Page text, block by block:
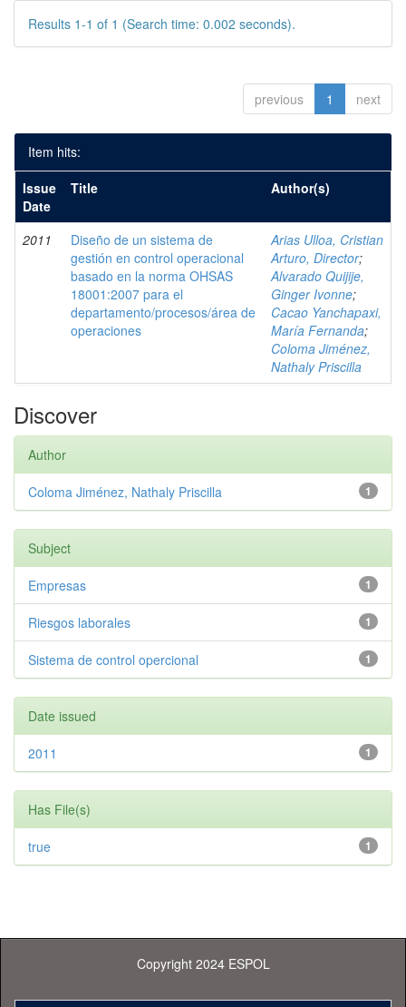
Results 1-1 of 1 (Search time: 0.002 seconds).
previous 1 next
Item hits:
Issue
Date
Title Author(s)
2011
Diseño de un sistema de
gestión en control operacional
basado en la norma OHSAS
18001:2007 para el
departamento/procesos/área de
operaciones
Arias Ulloa, Cristian
Arturo, Director;
Alvarado Quijije,
Ginger Ivonne;
Cacao Yanchapaxi,
María Fernanda;
Coloma Jiménez,
Nathaly Priscilla
Discover
Author
1
Coloma Jiménez, Nathaly Priscilla
Subject
1
Empresas
1
Riesgos laborales
1
Sistema de control opercional
Date issued
1
2011
Has File(s)
1
true
Copyright 2024 ESPOL